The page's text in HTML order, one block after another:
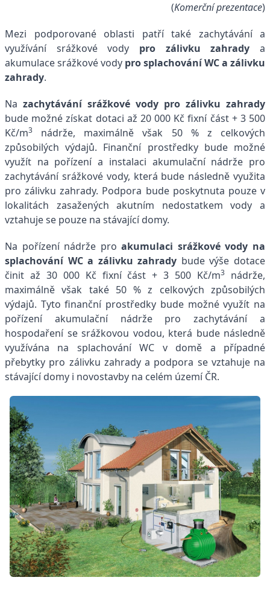
(Komerční prezentace)
Mezi podporované oblasti patří také zachytávání a
využívání srážkové vody pro zálivku zahrady a
akumulace srážkové vody pro splachování WC a zálivku
zahrady.
Na zachytávání srážkové vody pro zálivku zahrady
bude možné získat dotaci až 20 000 Kč fixní část + 3 500
Kč/m3
nádrže, maximálně však 50 % z celkových
způsobilých výdajů. Finanční prostředky bude možné
využít na pořízení a instalaci akumulační nádrže pro
zachytávání srážkové vody, která bude následně využita
pro zálivku zahrady. Podpora bude poskytnuta pouze v
lokalitách zasažených akutním nedostatkem vody a
vztahuje se pouze na stávající domy.
Na pořízení nádrže proakumulaci srážkové vody na
splachování WC a zálivku zahrady bude výše dotace
činit až 30 000 Kč fixní část + 3 500 Kč/m3
nádrže,
maximálně však také 50 % z celkových způsobilých
výdajů. Tyto finanční prostředky bude možné využít na
pořízení akumulační nádrže pro zachytávání a
hospodaření se srážkovou vodou, která bude následně
využívána na splachování WC v domě a případné
přebytky pro zálivku zahrady a podpora se vztahuje na
stávající domy i novostavby na celém území ČR.